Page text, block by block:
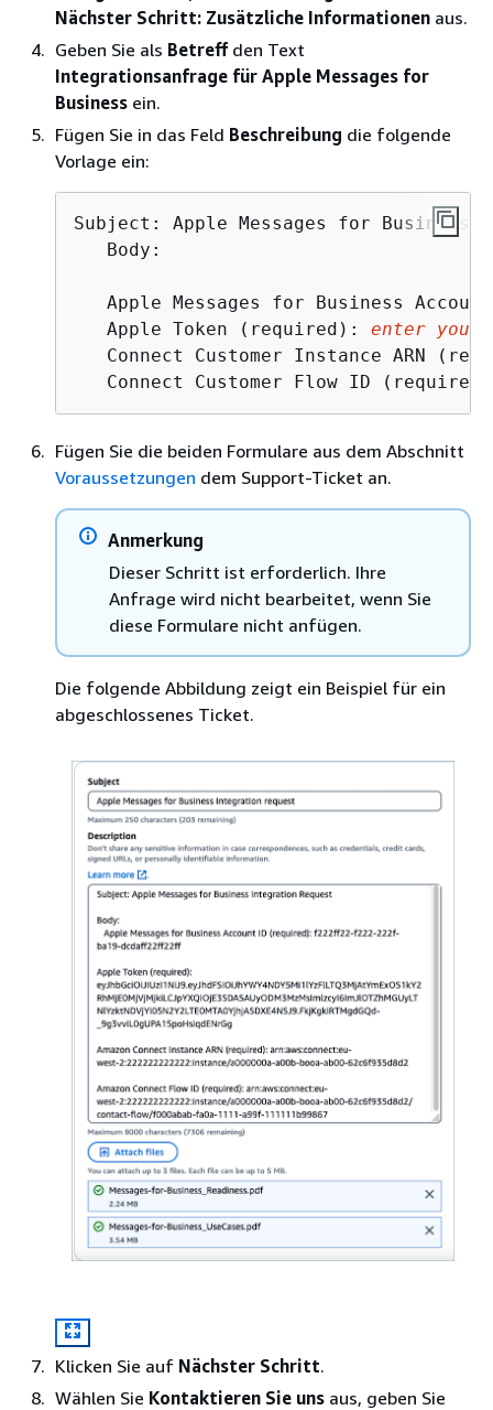
Nächster Schritt: Zusätzliche Informationen aus.
Geben Sie als Betreff den Text
Integrationsanfrage für Apple Messages for
Business ein.
Fügen Sie in das Feld Beschreibung die folgende
Vorlage ein:
Subject: Apple Messages for Business
   Body:
Apple Messages for Business
   Apple Token (required):
enter your
Connect Customer Instance ARN
Connect Customer Flow ID
Fügen Sie die beiden Formulare aus dem Abschnitt
Voraussetzungen dem Support-Ticket an.
Anmerkung
Dieser Schritt ist erforderlich. Ihre
Anfrage wird nicht bearbeitet, wenn Sie
diese Formulare nicht anfügen.
Die folgende Abbildung zeigt ein Beispiel für ein
abgeschlossenes Ticket.
Klicken Sie auf Nächster Schritt.
Wählen Sie Kontaktieren Sie uns aus, geben Sie